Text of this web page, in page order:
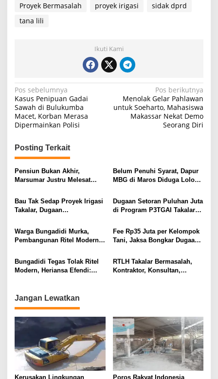
Proyek Bermasalah
proyek irigasi
sidak dprd
tana lili
Ikuti Kami
N
a
v
g
a
s
p
o
s
Pos sebelumnya
Kasus Penipuan Gadai
Sawah di Bulukumba
Macet, Korban Merasa
Dipermainkan Polisi
Pos berikutnya
Menolak Gelar Pahlawan
untuk Soeharto, Mahasiswa
Makassar Nekat Demo
Seorang Diri
Posting Terkait
Pensiun Bukan Akhir,
Marsumar Justru Melesat
Belum Penuhi Syarat, Dapur
MBG di Maros Diduga Lolos
Bau Tak Sedap Proyek Irigasi
Takalar, Dugaan
Terkuak
Dugaan Setoran Puluhan Juta
di Program P3TGAI Takalar
“Koordinator” di Baliknya?
Warga Bungadidi Murka,
Pembangunan Ritel Modern
Berlanjut
Fee Rp35 Juta per Kelompok
Tani, Jaksa Bongkar Dugaan
Bungadidi Tegas Tolak Ritel
Modern, Heriansa Efendi:
RTLH Takalar Bermasalah,
Kontraktor, Konsultan,
Jangan Lewatkan
Kerusakan Lingkungan Poros Rakyat Indonesia